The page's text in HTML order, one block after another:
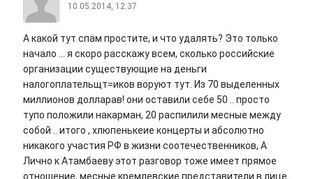
10.05.2014, 12:37
А какой тут спам простите, и что удалять? Это только
начало ... я скоро расскажу всем, сколько российские
организации существующие на деньги
налогоплательщт=иков воруют тут. Из 70 выделенных
миллионов долларав! они оставили себе 50 .. просто
тупо положили накарман, 20 распилили месные между
собой .. итого , хлюпенькеие концерты и абсолютно
никакого участия РФ в жизни соотечественников, А
Лично к Атамбаеву этот разговор тоже имеет прямое
отношение, месные кремлевские представители в лице